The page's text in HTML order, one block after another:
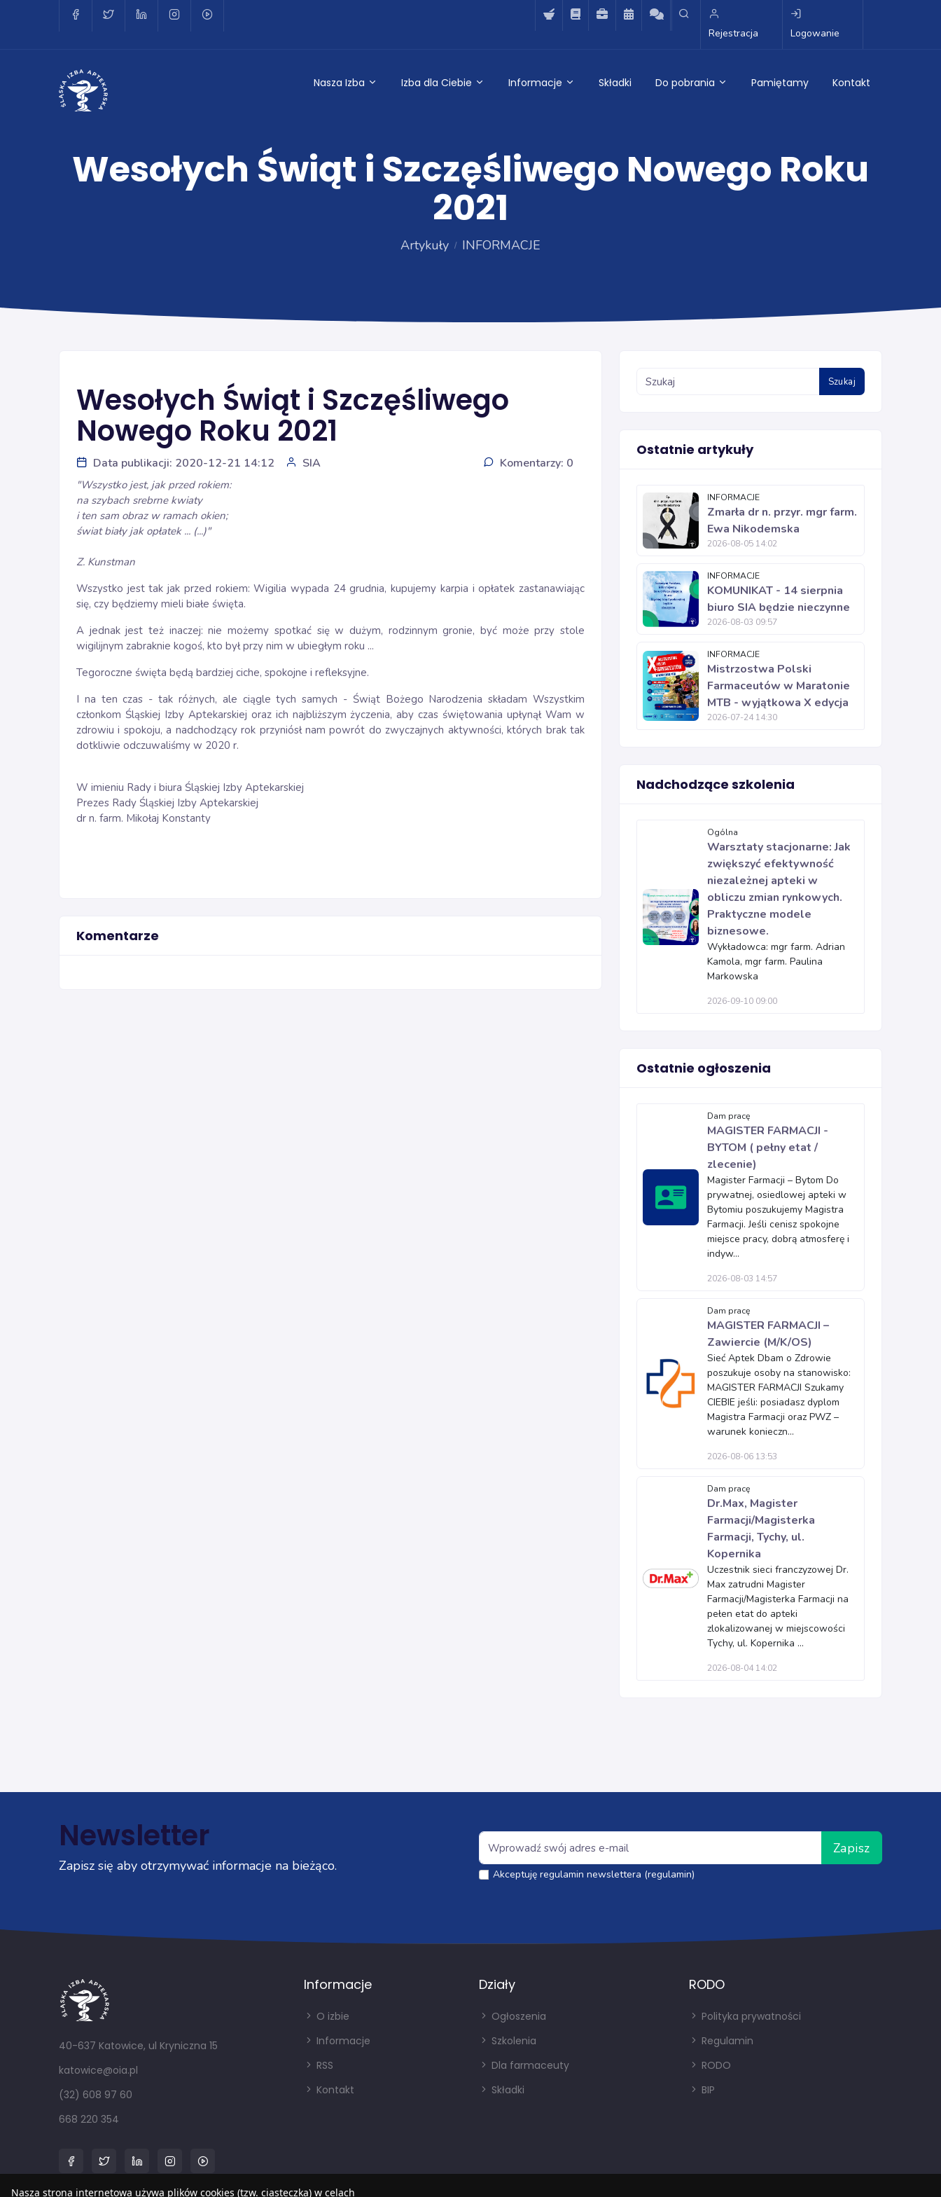
Rejestracja Logowanie
Nasza Izba Izba dla Ciebie Informacje Składki Do pobrania Pamiętamy Kontakt
Wesołych Świąt i Szczęśliwego Nowego Roku
2021
Artykuły INFORMACJE
Wesołych Świąt i Szczęśliwego
Nowego Roku 2021
Data publikacji: 2020-12-21 14:12 SIA Komentarzy: 0
"Wszystko jest, jak przed rokiem:
na szybach srebrne kwiaty
i ten sam obraz w ramach okien;
świat biały jak opłatek ... (...)"
Z. Kunstman
Wszystko jest tak jak przed rokiem: Wigilia wypada 24 grudnia, kupujemy karpia i opłatek zastanawiając
się, czy będziemy mieli białe święta.
A jednak jest też inaczej: nie możemy spotkać się w dużym, rodzinnym gronie, być może przy stole
wigilijnym zabraknie kogoś, kto był przy nim w ubiegłym roku ...
Tegoroczne święta będą bardziej ciche, spokojne i refleksyjne.
I na ten czas - tak różnych, ale ciągle tych samych - Świąt Bożego Narodzenia składam Wszystkim
członkom Śląskiej Izby Aptekarskiej oraz ich najbliższym życzenia, aby czas świętowania upłynął Wam w
zdrowiu i spokoju, a nadchodzący rok przyniósł nam powrót do zwyczajnych aktywności, których brak tak
dotkliwie odczuwaliśmy w 2020 r.
W imieniu Rady i biura Śląskiej Izby Aptekarskiej
Prezes Rady Śląskiej Izby Aptekarskiej
dr n. farm. Mikołaj Konstanty
Komentarze
Szukaj
Ostatnie artykuły
INFORMACJE
Zmarła dr n. przyr. mgr farm.
Ewa Nikodemska
2026-08-05 14:02
INFORMACJE
KOMUNIKAT - 14 sierpnia
biuro SIA będzie nieczynne
2026-08-03 09:57
INFORMACJE
Mistrzostwa Polski
Farmaceutów w Maratonie
MTB - wyjątkowa X edycja
2026-07-24 14:30
Nadchodzące szkolenia
Ogólna
Warsztaty stacjonarne: Jak
zwiększyć efektywność
niezależnej apteki w
obliczu zmian rynkowych.
Praktyczne modele
biznesowe.
Wykładowca: mgr farm. Adrian
Kamola, mgr farm. Paulina
Markowska
2026-09-10 09:00
Ostatnie ogłoszenia
Dam pracę
MAGISTER FARMACJI -
BYTOM ( pełny etat /
zlecenie)
Magister Farmacji – Bytom Do
prywatnej, osiedlowej apteki w
Bytomiu poszukujemy Magistra
Farmacji. Jeśli cenisz spokojne
miejsce pracy, dobrą atmosferę i
indyw...
2026-08-03 14:57
Dam pracę
MAGISTER FARMACJI –
Zawiercie (M/K/OS)
Sieć Aptek Dbam o Zdrowie
poszukuje osoby na stanowisko:
MAGISTER FARMACJI Szukamy
CIEBIE jeśli: posiadasz dyplom
Magistra Farmacji oraz PWZ –
warunek konieczn...
2026-08-06 13:53
Dam pracę
Dr.Max, Magister
Farmacji/Magisterka
Farmacji, Tychy, ul.
Kopernika
Uczestnik sieci franczyzowej Dr.
Max zatrudni Magister
Farmacji/Magisterka Farmacji na
pełen etat do apteki
zlokalizowanej w miejscowości
Tychy, ul. Kopernika ...
2026-08-04 14:02
Newsletter
Zapisz się aby otrzymywać informacje na bieżąco.
Zapisz
Akceptuję regulamin newslettera (regulamin)
40-637 Katowice, ul Kryniczna 15
katowice@oia.pl
(32) 608 97 60
668 220 354
Informacje
O izbie
Informacje
RSS
Kontakt
Działy
Ogłoszenia
Szkolenia
Dla farmaceuty
Składki
RODO
Polityka prywatności
Regulamin
RODO
BIP
Nasza strona internetowa używa plików cookies (tzw. ciasteczka) w celach